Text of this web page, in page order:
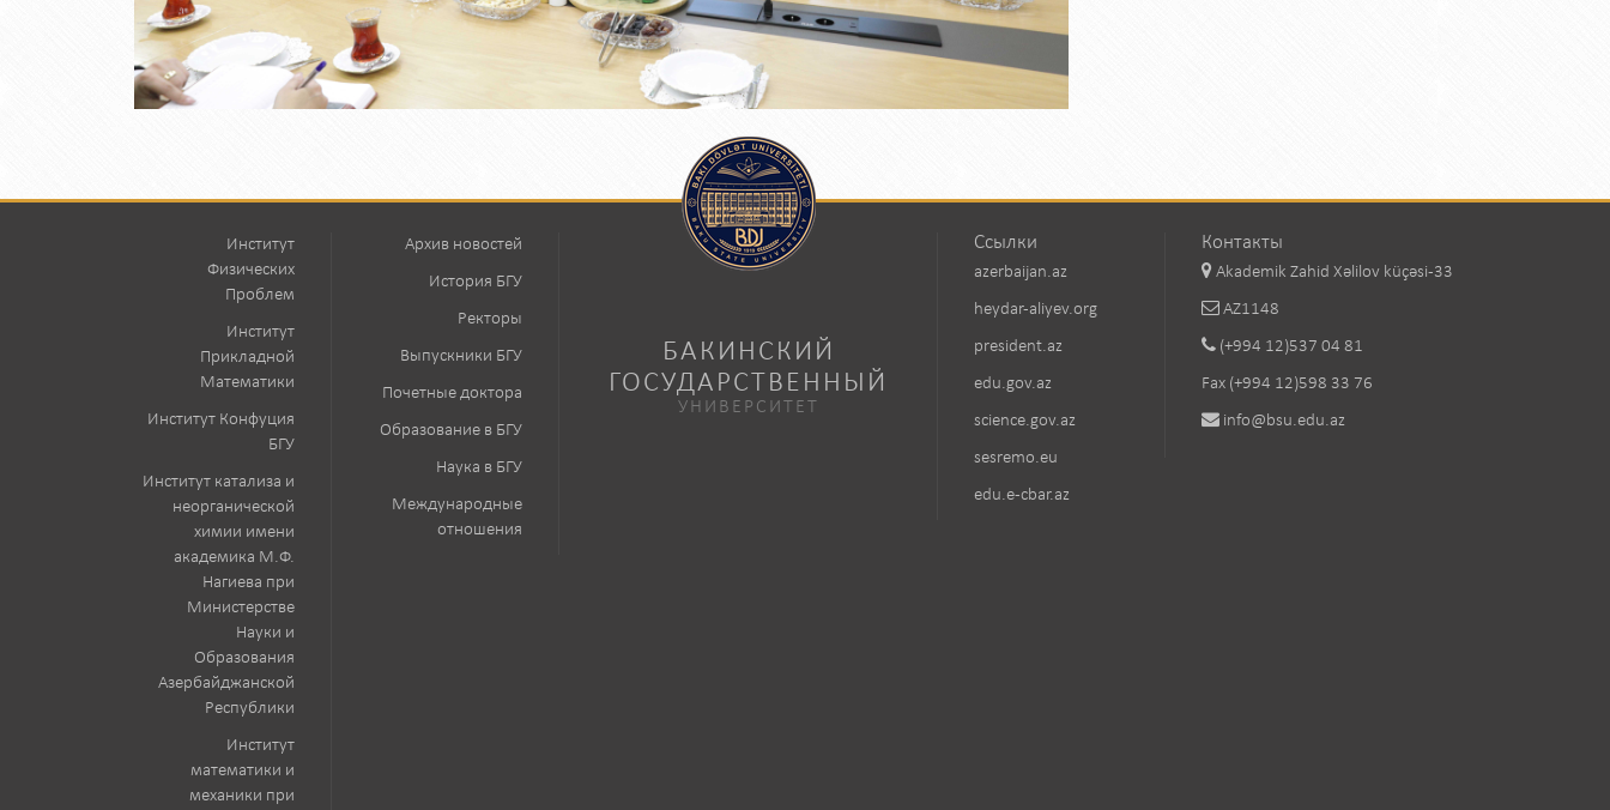
Институт
Физических
Проблем
Институт
Прикладной
Математики
Институт Конфуция
БГУ
Институт катализа и
неорганической
химии имени
академика М.Ф.
Нагиева при
Министерстве
Науки и
Образования
Азербайджанской
Республики
Институт
математики и
механики при
Архив новостей
История БГУ
Ректоры
Выпускники БГУ
Почетные доктора
Образование в БГУ
Наука в БГУ
Международные
отношения
БАКИНСКИЙ
ГОСУДАРСТВЕННЫЙ
УНИВЕРСИТЕТ
Ссылки
azerbaijan.az
heydar-aliyev.org
president.az
edu.gov.az
science.gov.az
sesremo.eu
edu.e-cbar.az
Контакты
Akademik Zahid Xəlilov küçəsi-33
AZ1148
(+994 12)537 04 81
Fax (+994 12)598 33 76
info@bsu.edu.az